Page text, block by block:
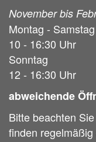
November bis
Montag - Samstag
10 - 16:30 Uhr
Sonntag
12 - 16:30 Uhr
abweichende
Bitte beachten
finden